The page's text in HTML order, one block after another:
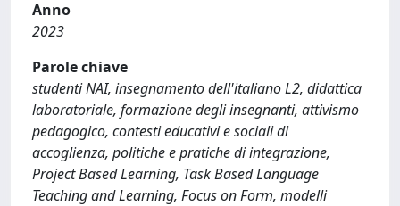
Anno
2023
Parole chiave
studenti NAI, insegnamento dell'italiano L2, didattica
laboratoriale, formazione degli insegnanti, attivismo
pedagogico, contesti educativi e sociali di
accoglienza, politiche e pratiche di integrazione,
Project Based Learning, Task Based Language
Teaching and Learning, Focus on Form, modelli